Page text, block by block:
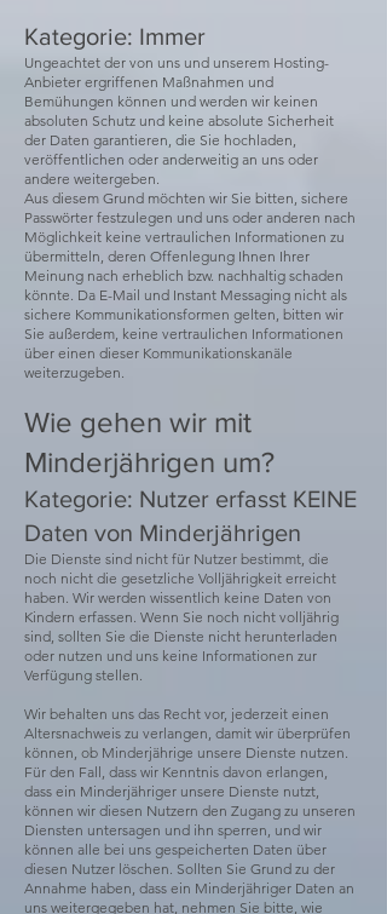
Kategorie: Immer
Ungeachtet der von uns und unserem Hosting-
Anbieter ergriffenen Maßnahmen und
Bemühungen können und werden wir keinen
absoluten Schutz und keine absolute Sicherheit
der Daten garantieren, die Sie hochladen,
veröffentlichen oder anderweitig an uns oder
andere weitergeben.
Aus diesem Grund möchten wir Sie bitten, sichere
Passwörter festzulegen und uns oder anderen nach
Möglichkeit keine vertraulichen Informationen zu
übermitteln, deren Offenlegung Ihnen Ihrer
Meinung nach erheblich bzw. nachhaltig schaden
könnte. Da E-Mail und Instant Messaging nicht als
sichere Kommunikationsformen gelten, bitten wir
Sie außerdem, keine vertraulichen Informationen
über einen dieser Kommunikationskanäle
weiterzugeben.
Wie gehen wir mit
Minderjährigen um?
Kategorie: Nutzer erfasst KEINE
Daten von Minderjährigen
Die Dienste sind nicht für Nutzer bestimmt, die
noch nicht die gesetzliche Volljährigkeit erreicht
haben. Wir werden wissentlich keine Daten von
Kindern erfassen. Wenn Sie noch nicht volljährig
sind, sollten Sie die Dienste nicht herunterladen
oder nutzen und uns keine Informationen zur
Verfügung stellen.
Wir behalten uns das Recht vor, jederzeit einen
Altersnachweis zu verlangen, damit wir überprüfen
können, ob Minderjährige unsere Dienste nutzen.
Für den Fall, dass wir Kenntnis davon erlangen,
dass ein Minderjähriger unsere Dienste nutzt,
können wir diesen Nutzern den Zugang zu unseren
Diensten untersagen und ihn sperren, und wir
können alle bei uns gespeicherten Daten über
diesen Nutzer löschen. Sollten Sie Grund zu der
Annahme haben, dass ein Minderjähriger Daten an
uns weitergegeben hat, nehmen Sie bitte, wie